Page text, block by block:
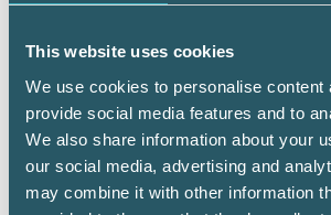
This website uses cookies
We use cookies to personalise content
provide social media features and to
We also share information about your
our social media, advertising and
may combine it with other information
Mobilt BankID
Personnummer